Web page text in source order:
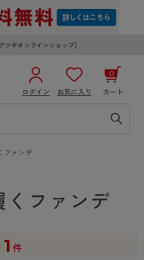
ギオンラインショップ］
ログイン お気に入り カート
0
で送料無料
ファンデ
ファンデ
1 件